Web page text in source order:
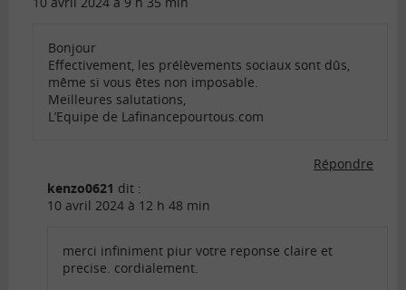
Bonjour
Effectivement, les prélèvements sociaux sont dûs,
même si vous êtes non imposable.
Meilleures salutations,
L’Equipe de Lafinancepourtous.com
Répondre
kenzo0621 dit :
10 avril 2024 à 12 h 48 min
merci infiniment piur votre reponse claire et
precise. cordialement.